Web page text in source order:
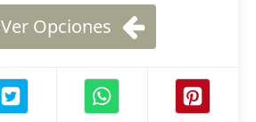
Ver Opciones